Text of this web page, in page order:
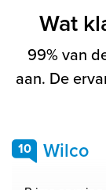
Wat
99% van
aan. De
10 Wilco